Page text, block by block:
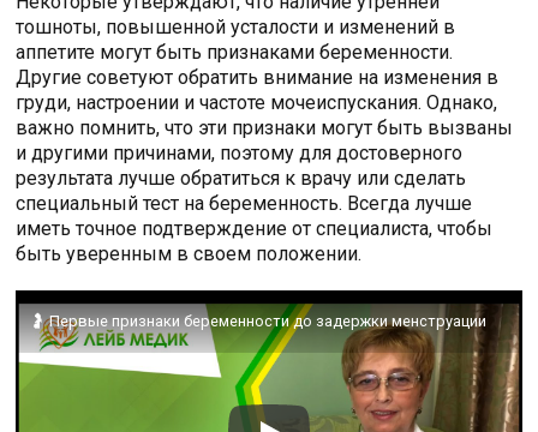
тошноты, повышенной усталости и изменений в
аппетите могут быть признаками беременности.
Другие советуют обратить внимание на изменения в
груди, настроении и частоте мочеиспускания. Однако,
важно помнить, что эти признаки могут быть вызваны
и другими причинами, поэтому для достоверного
результата лучше обратиться к врачу или сделать
специальный тест на беременность. Всегда лучше
иметь точное подтверждение от специалиста, чтобы
быть уверенным в своем положении.
🤰 Первые признаки беременности до задержки менструации